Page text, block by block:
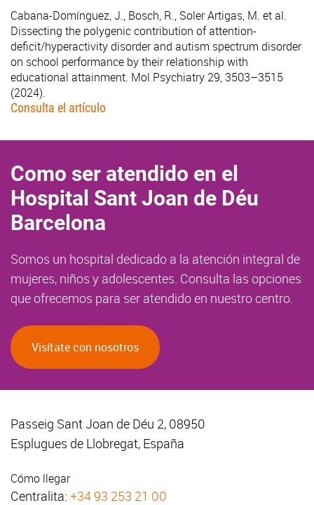
Cabana-Domínguez, J., Bosch, R., Soler Artigas, M. et al.
Dissecting the polygenic contribution of attention-
deficit/hyperactivity disorder and autism spectrum disorder
on school performance by their relationship with
educational attainment. Mol Psychiatry 29, 3503–3515
(2024).
Consulta el artículo
Como ser atendido en el
Hospital Sant Joan de Déu
Barcelona
Somos un hospital dedicado a la atención integral de
mujeres, niños y adolescentes. Consulta las opciones
que ofrecemos para ser atendido en nuestro centro.
Visítate con nosotros
Passeig Sant Joan de Déu 2, 08950
Esplugues de Llobregat, España
Cómo llegar
Centralita: +34 93 253 21 00